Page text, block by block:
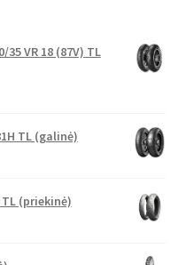
VR 18 (87V) TL
TL (galinė)
TL (priekinė)